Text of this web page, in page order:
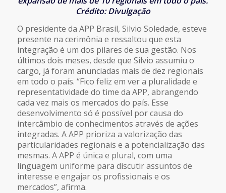
Crédito: Divulgação
O presidente da APP Brasil, Silvio Soledade, esteve
presente na cerimônia e ressaltou que esta
integração é um dos pilares de sua gestão. Nos
últimos dois meses, desde que Silvio assumiu o
cargo, já foram anunciadas mais de dez regionais
em todo o país. “Fico feliz em ver a pluralidade e
representatividade do time da APP, abrangendo
cada vez mais os mercados do país. Esse
desenvolvimento só é possível por causa do
intercâmbio de conhecimentos através de ações
integradas. A APP prioriza a valorização das
particularidades regionais e a potencialização das
mesmas. A APP é única e plural, com uma
linguagem uniforme para discutir assuntos de
interesse e engajar os profissionais e os
mercados”, afirma.